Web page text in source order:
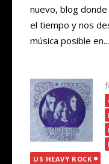
nuevo, blog
el tiempo y nos
música posible en...
US HEAVY ROCK